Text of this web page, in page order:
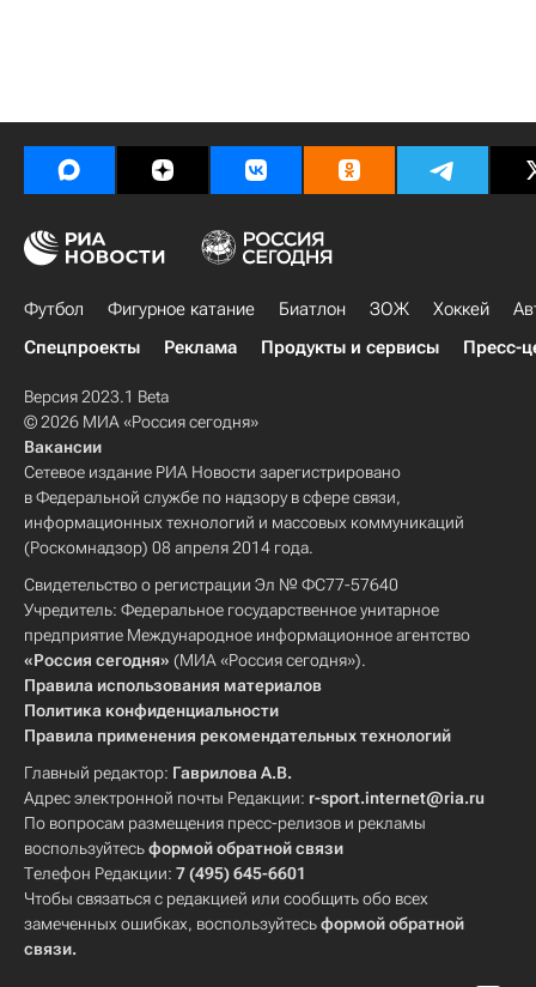
Футбол Фигурное катание Биатлон ЗОЖ Хоккей
Спецпроекты
Реклама Продукты и сервисы Пресс-
Версия 2023.1 Beta
© 2026 МИА «Россия сегодня»
Вакансии
Сетевое издание РИА Новости зарегистрировано
в Федеральной службе по надзору в сфере связи,
информационных технологий и массовых коммуникаций
(Роскомнадзор) 08 апреля 2014 года.
Свидетельство о регистрации Эл № ФС77-57640
Учредитель: Федеральное государственное унитарное
предприятие Международное информационное агентство
«Россия сегодня» (МИА «Россия сегодня»).
Правила использования материалов
Политика конфиденциальности
Правила применения рекомендательных технологий
Главный редактор: Гаврилова А.В.
Адрес электронной почты Редакции: r-sport.internet@ria.ru
По вопросам размещения пресс-релизов и рекламы
воспользуйтесьформой обратной связи
Телефон Редакции: 7 (495) 645-6601
Чтобы связаться с редакцией или сообщить обо всех
замеченных ошибках, воспользуйтесьформой обратной
связи.